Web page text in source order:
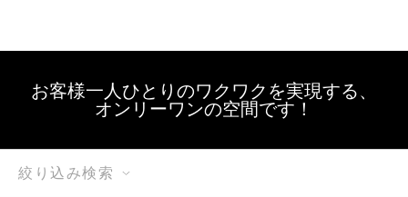
お客様一人ひとりのワクワクを実現する、
オンリーワンの空間です！
絞り込み検索